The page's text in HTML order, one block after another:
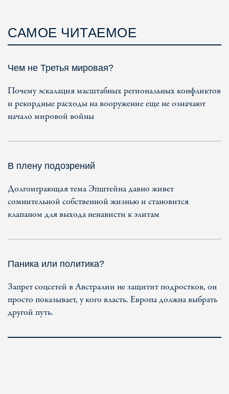
САМОЕ ЧИТАЕМОЕ
Чем не Третья мировая?
Почему эскалация масштабных региональных конфликтов
и рекордные расходы на вооружение еще не означают
начало мировой войны
В плену подозрений
Долгоиграющая тема Эпштейна давно живет
сомнительной собственной жизнью и становится
клапаном для выхода ненависти к элитам
Паника или политика?
Запрет соцсетей в Австралии не защитит подростков, он
просто показывает, у кого власть. Европа должна выбрать
другой путь.